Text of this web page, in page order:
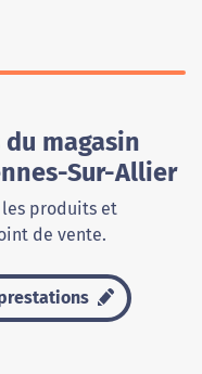
magasin
Sur-Allier
produits et
de vente.